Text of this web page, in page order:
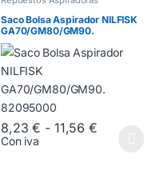
Saco Bolsa Aspirador NILFISK
GA70/GM80/GM90.
82095000
8,23€ - 11,56 €Rango de
Con iva
Este producto tiene múltiples